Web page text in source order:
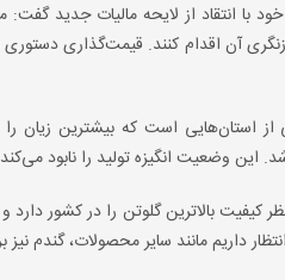
انتقاد از لایحه مالیات جدید گفت:
آن اقدام کنند. قیمت‌گذاری
استان‌هایی است که بیشترین زیان را
این وضعیت انگیزه تولید را نابود
کیفیت بالاترین گلوتن را در کشور
داریم مانند سایر محصولات، گندم